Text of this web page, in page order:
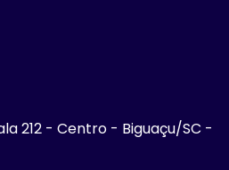
212 - Centro - Biguaçu/SC -